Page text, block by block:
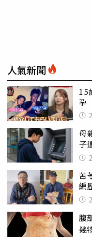
人氣新聞
15
孕
母
子
罪
苦
編
詩
腹
幾